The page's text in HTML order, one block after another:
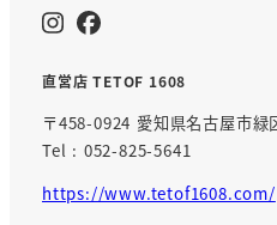
直営店 TETOF 1608
〒458-0924 愛知県名古屋市緑
Tel : 052-825-5641
https://www.tetof1608.com/